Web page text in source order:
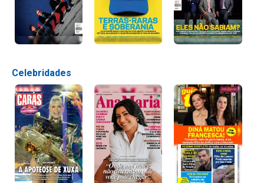
Celebridades